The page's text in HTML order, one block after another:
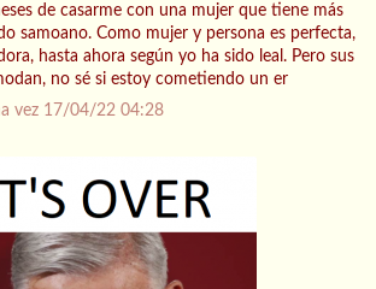
de casarme con una mujer que tiene más
samoano. Como mujer y persona es perfecta,
hasta ahora según yo ha sido leal. Pero sus
no sé si estoy cometiendo un er
vez 17/04/22 04:28